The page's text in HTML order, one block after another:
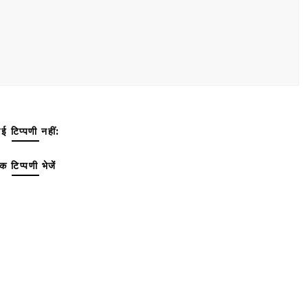
टिप्पणी नहीं:
टिप्पणी भेजें